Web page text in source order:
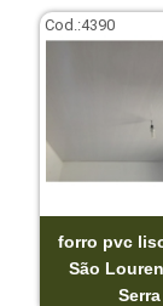
Cod.:4390
forro pvc
São
Serra